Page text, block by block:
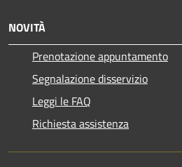
NOVITÀ
Prenotazione appuntamento
Segnalazione disservizio
Leggi le FAQ
Richiesta assistenza